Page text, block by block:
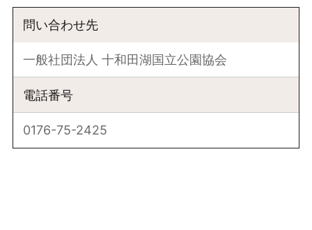
問い合わせ先
一般社団法人 十和田湖国立公園協会
電話番号
0176-75-2425